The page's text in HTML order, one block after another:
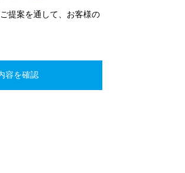
提案を通して、お客様の